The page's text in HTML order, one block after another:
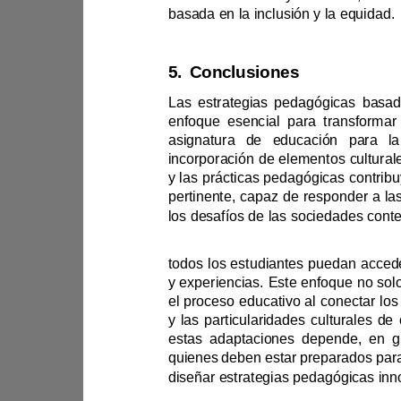
basada en la inclusión y la equidad.
5. Conclusiones
incorporación de element
los desafíos de las socie
quienes deben